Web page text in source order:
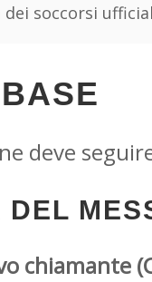
soccorsi
deve
DEL
chiamante